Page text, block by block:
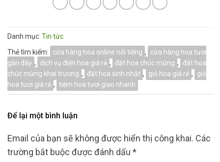
Danh mục: Tin tức
Thẻ tìm kiếm:
cửa hàng hoa online nổi tiếng ,
cửa hàng hoa tươi
gần đây , dịch vụ điện hoa giá rẻ , đặt hoa chúc mừng ,
đặt hoa
chúc mừng khai trương , đặt hoa sinh nhật , giỏ hoa giá rẻ ,
giỏ
hoa tươi giá rẻ , tiệm hoa tươi giao nhanh
Để lại một bình luận
Email của bạn sẽ không được hiển thị công khai. Các
trường bắt buộc được đánh dấu *